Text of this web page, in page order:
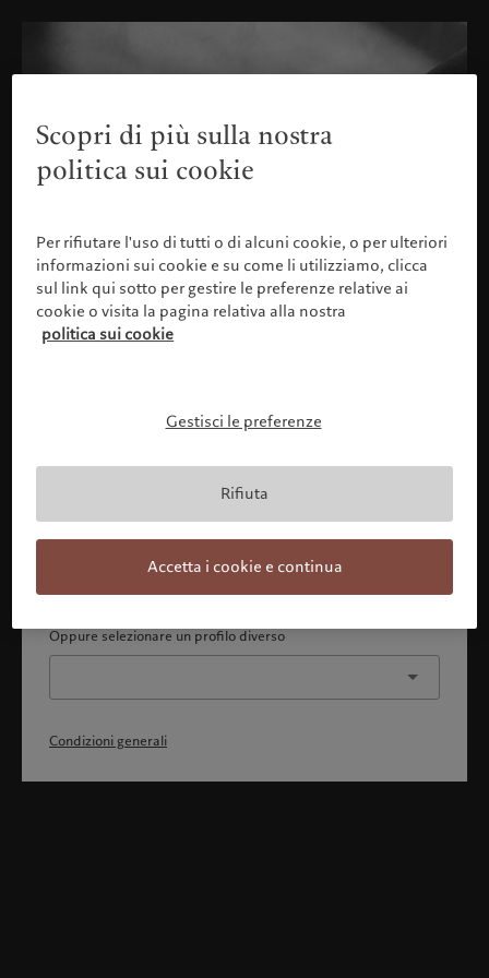
Confermare il proprio profilo
Con la presente dichiaro 1) di aver pienamente compreso
cittadino o residente degli Stati Uniti o del Canada.
Continua
Oppure selezionare un profilo diverso
Condizioni generali
Scopri di più sulla nostra
politica sui cookie
Per rifiutare l'uso di tutti o di alcuni cookie, o per ulteriori
informazioni sui cookie e su come li utilizziamo, clicca
sul link qui sotto per gestire le preferenze relative ai
cookie o visita la pagina relativa alla nostra
politica sui cookie
Gestisci le preferenze
Rifiuta
Accetta i cookie e continua